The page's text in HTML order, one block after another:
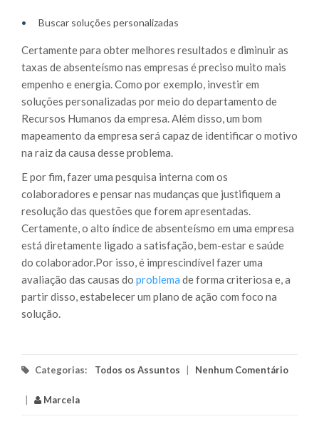
Buscar soluções personalizadas
Certamente para obter melhores resultados e diminuir as
taxas de absenteísmo nas empresas é preciso muito mais
empenho e energia. Como por exemplo, investir em
soluções personalizadas por meio do departamento de
Recursos Humanos da empresa. Além disso, um bom
mapeamento da empresa será capaz de identificar o motivo
na raiz da causa desse problema.
E por fim, fazer uma pesquisa interna com os
colaboradores e pensar nas mudanças que justifiquem a
resolução das questões que forem apresentadas.
Certamente, o alto índice de absenteísmo em uma empresa
está diretamente ligado a satisfação, bem-estar e saúde
do colaborador.Por isso, é imprescindível fazer uma
avaliação das causas do problema de forma criteriosa e, a
partir disso, estabelecer um plano de ação com foco na
solução.
Categorias: Todos os Assuntos Nenhum Comentário
Marcela